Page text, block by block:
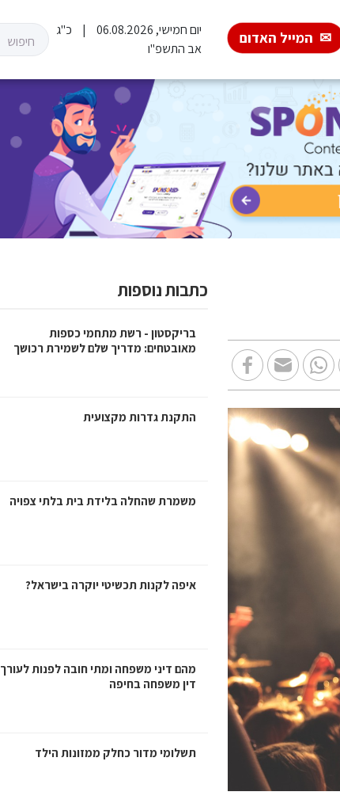
המייל האדום יום חמישי, 06.08.2026
כ"ג
אב התשפ"ו
כתבות נוספות
בריקסטון - רשת מתחמי כספות
מאובטחים: מדריך שלם לשמירת רכושך
התקנת גדרות מקצועית
משמרת שהחלה בלידת בית בלתי צפויה
איפה לקנות תכשיטי יוקרה בישראל?
מהם דיני משפחה ומתי חובה לפנות לעורך
דין משפחה בחיפה
תשלומי מדור כחלק ממזונות הילד